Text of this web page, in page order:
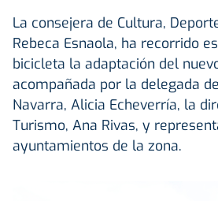
La consejera de Cultura,
Rebeca Esnaola, ha recorrido
bicicleta la adaptación del
acompañada por la delegada
Navarra, Alicia Echeverría, la
Turismo, Ana Rivas, y
ayuntamientos de la zona.